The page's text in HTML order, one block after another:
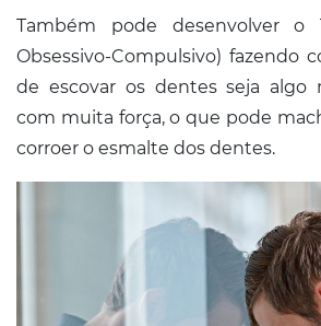
Também pode desenvolver o
Obsessivo-Compulsivo) fazendo
de escovar os dentes seja algo
com muita força, o que pode
corroer o esmalte dos dentes.